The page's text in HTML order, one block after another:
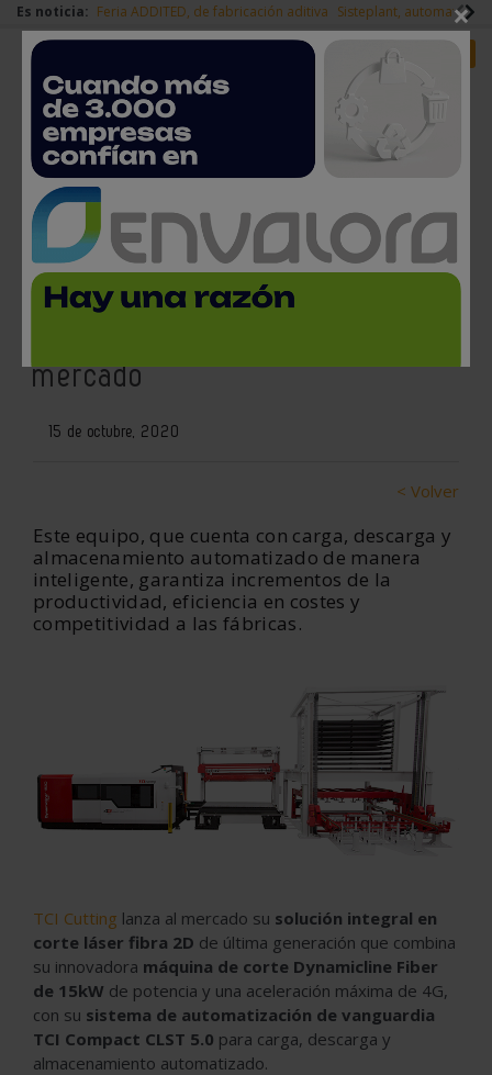
Es noticia: Feria ADDITED, de fabricación aditiva Sisteplant,
Redes Sociales Login empresas
TCI Cutting Dynamicline Fiber
de 15kW, la solución integral de
mercado
15 de octubre, 2020
< Volver
Este equipo, que cuenta con carga, descarga y
almacenamiento automatizado de manera
inteligente, garantiza incrementos de la
productividad, eficiencia en costes y
competitividad a las fábricas.
TCI Cutting lanza al mercado su solución integral en
corte láser fibra 2D de última generación que combina
su innovadora máquina de corte Dynamicline Fiber
de 15kW de potencia y una aceleración máxima de 4G,
con su sistema de automatización de vanguardia
TCI Compact CLST 5.0 para carga, descarga y
almacenamiento automatizado.
×